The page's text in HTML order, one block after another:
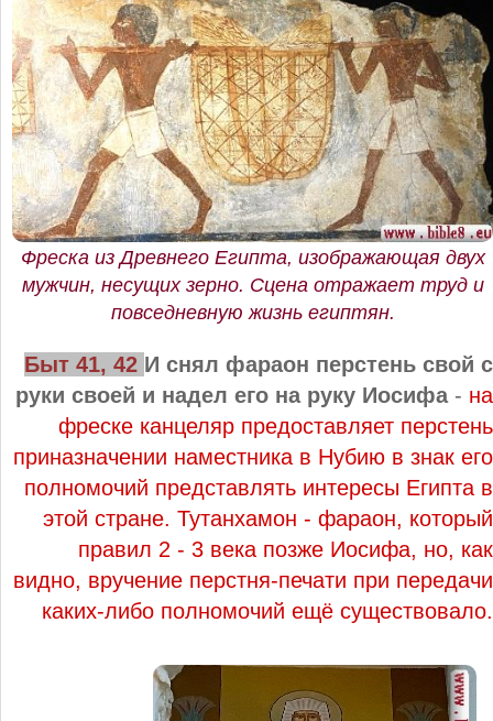
Фреска из Древнего Египта, изображающая двух
мужчин, несущих зерно. Сцена отражает труд и
повседневную жизнь египтян.
Быт 41, 42 И снял фараон перстень свой с
руки своей и надел его на руку Иосифа- на
фреске канцеляр предоставляет перстень
приназначении наместника в Нубию в знак его
полномочий представлять интересы Египта в
этой стране. Тутанхамон - фараон, который
правил 2 - 3 века позже Иосифа, но, как
видно, вручение перстня-печати при передачи
каких-либо полномочий ещё существовало.